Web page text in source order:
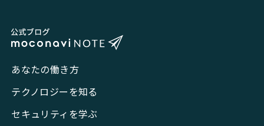
あなたの働き方
テクノロジーを知る
セキュリティを学ぶ